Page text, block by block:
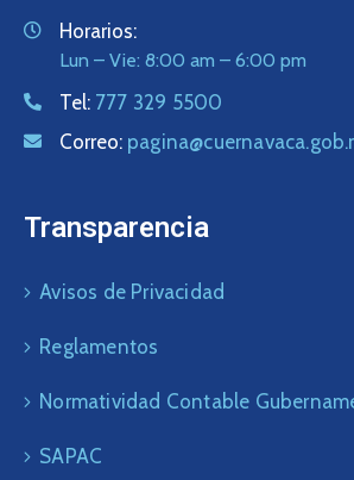
Horarios:
Lun – Vie: 8:00 am – 6:00 pm
Tel: 777 329 5500
Correo:
Transparencia
Avisos de Privacidad
Reglamentos
Normatividad Contable
SAPAC